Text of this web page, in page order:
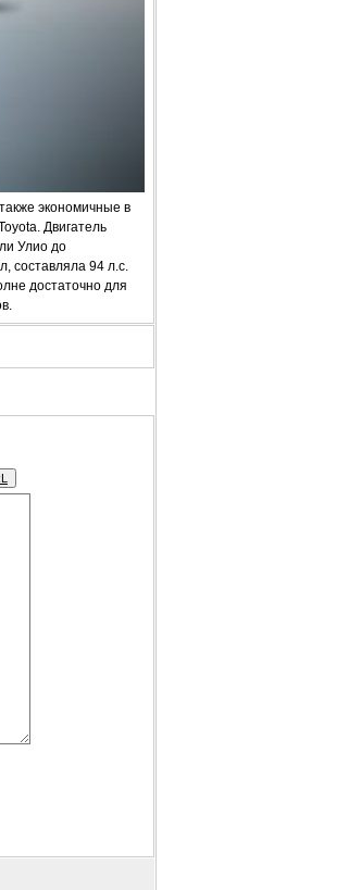
экономичные в
Двигатель
Улио до
составляла 94 л.с.
достаточно для